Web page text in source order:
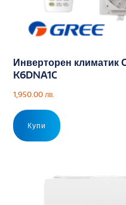
Инверторен климатик
K6DNA1C
1,950.00 лв.
Купи